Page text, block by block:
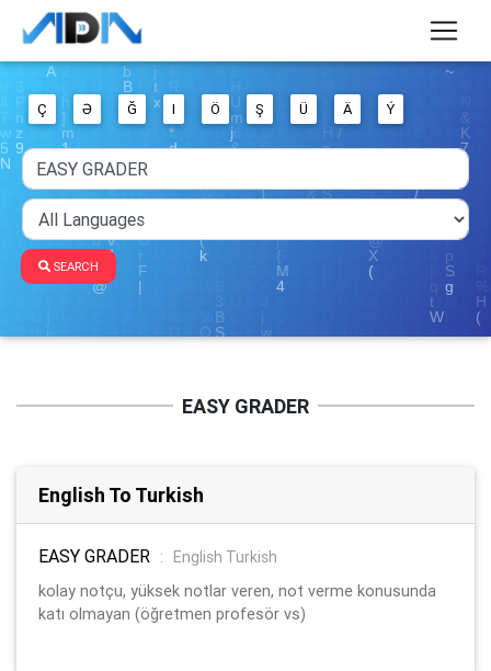
Ç Ə Ğ I Ö Ş Ü Ä Ý
SEARCH
EASY GRADER
English To Turkish
EASY GRADER :
English Turkish
kolay notçu, yüksek notlar veren, not verme konusunda
katı olmayan (öğretmen profesör vs)